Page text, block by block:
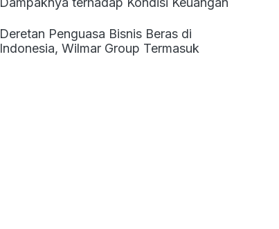
Deretan Penguasa Bisnis Beras di
Indonesia, Wilmar Group Termasuk